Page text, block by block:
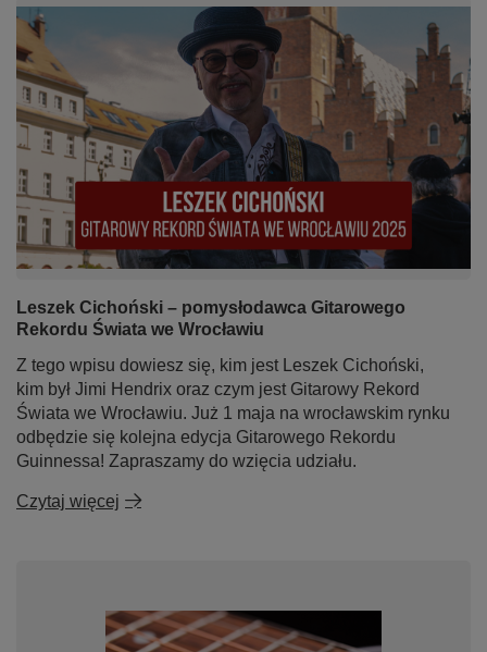
Leszek Cichoński – pomysłodawca Gitarowego
Rekordu Świata we Wrocławiu
Z tego wpisu dowiesz się, kim jest Leszek Cichoński,
kim był Jimi Hendrix oraz czym jest Gitarowy Rekord
Świata we Wrocławiu. Już 1 maja na wrocławskim rynku
odbędzie się kolejna edycja Gitarowego Rekordu
Guinnessa! Zapraszamy do wzięcia udziału.
Czytaj więcej